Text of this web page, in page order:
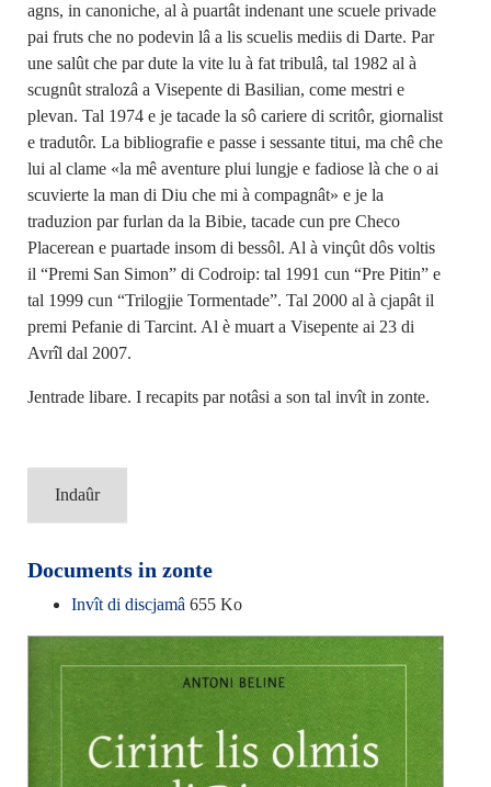
agns, in canoniche, al à puartât indenant une scuele privade
pai fruts che no podevin lâ a lis scuelis mediis di Darte. Par
une salût che par dute la vite lu à fat tribulâ, tal 1982 al à
scugnût stralozâ a Visepente di Basilian, come mestri e
plevan. Tal 1974 e je tacade la sô cariere di scritôr, giornalist
e tradutôr. La bibliografie e passe i sessante titui, ma chê che
lui al clame «la mê aventure plui lungje e fadiose là che o ai
scuvierte la man di Diu che mi à compagnât» e je la
traduzion par furlan da la Bibie, tacade cun pre Checo
Placerean e puartade insom di bessôl. Al à vinçût dôs voltis
il “Premi San Simon” di Codroip: tal 1991 cun “Pre Pitin” e
tal 1999 cun “Trilogjie Tormentade”. Tal 2000 al à cjapât il
premi Pefanie di Tarcint. Al è muart a Visepente ai 23 di
Avrîl dal 2007.
Jentrade libare. I recapits par notâsi a son tal invît in zonte.
Indaûr
Documents in zonte
Invît di discjamâ 655 Ko